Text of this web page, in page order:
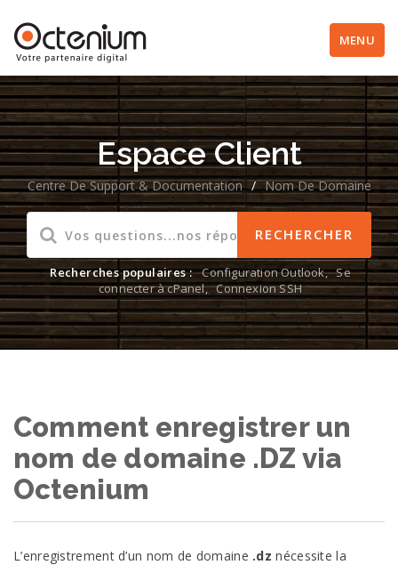
MENU
Espace Client
Centre De Support & Documentation / Nom De Domaine
Recherches populaires : Configuration Outlook, Se
connecter à cPanel, Connexion SSH
Comment enregistrer un
nom de domaine .DZ via
Octenium
L’enregistrement d’un nom de domaine .dz nécessite la